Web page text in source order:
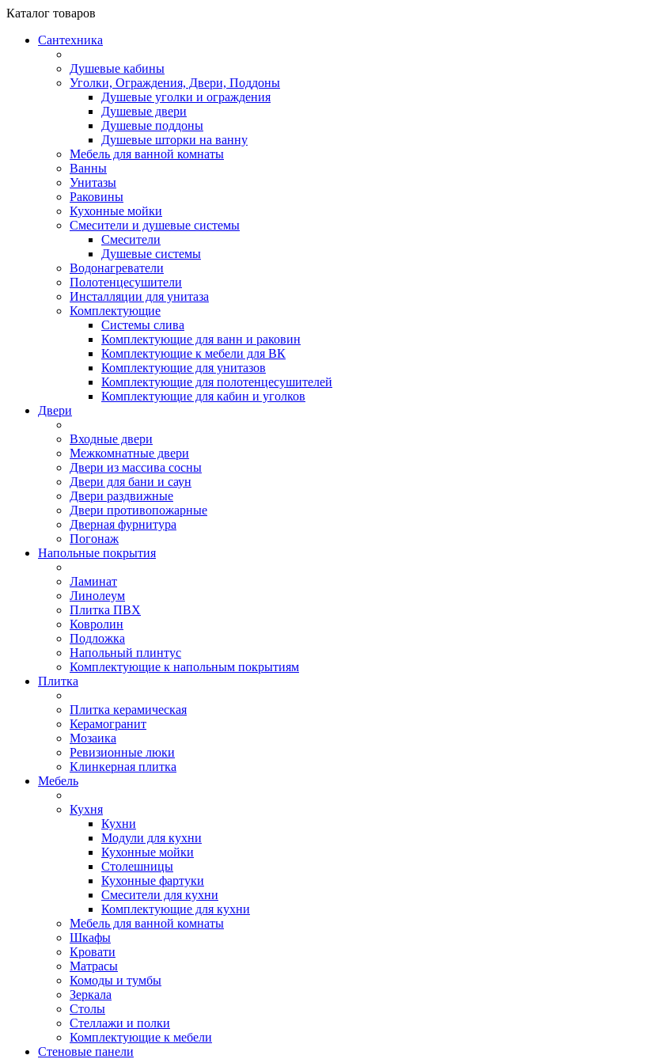
Каталог товаров
Сантехника
Душевые кабины
Уголки, Ограждения, Двери, Поддоны
Душевые уголки и ограждения
Душевые двери
Душевые поддоны
Душевые шторки на ванну
Мебель для ванной комнаты
Ванны
Унитазы
Раковины
Кухонные мойки
Смесители и душевые системы
Смесители
Душевые системы
Водонагреватели
Полотенцесушители
Инсталляции для унитаза
Комплектующие
Системы слива
Комплектующие для ванн и раковин
Комплектующие к мебели для ВК
Комплектующие для унитазов
Комплектующие для полотенцесушителей
Комплектующие для кабин и уголков
Двери
Входные двери
Межкомнатные двери
Двери из массива сосны
Двери для бани и саун
Двери раздвижные
Двери противопожарные
Дверная фурнитура
Погонаж
Напольные покрытия
Ламинат
Линолеум
Плитка ПВХ
Ковролин
Подложка
Напольный плинтус
Комплектующие к напольным покрытиям
Плитка
Плитка керамическая
Керамогранит
Мозаика
Ревизионные люки
Клинкерная плитка
Мебель
Кухня
Кухни
Модули для кухни
Кухонные мойки
Столешницы
Кухонные фартуки
Смесители для кухни
Комплектующие для кухни
Мебель для ванной комнаты
Шкафы
Кровати
Матрасы
Комоды и тумбы
Зеркала
Столы
Стеллажи и полки
Комплектующие к мебели
Стеновые панели